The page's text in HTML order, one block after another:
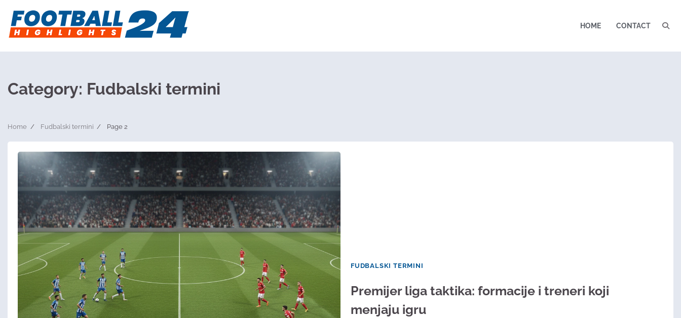
content
HOME CONTACT
Category: Fudbalski termini
Home Fudbalski termini Page 2
FUDBALSKI TERMINI
Premijer liga taktika: formacije i treneri koji
menjaju igru